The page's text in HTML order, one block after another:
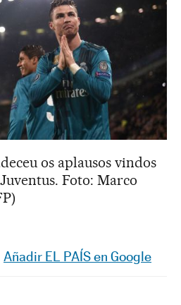
os aplausos vindos
Foto: Marco
Facebook
en Twitter
Redes Sociales
Añadir EL PAÍS en Google